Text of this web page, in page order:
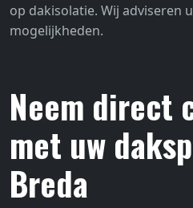
op dakisolatie. Wij adviseren
mogelijkheden.
Neem direct
met uw
Breda